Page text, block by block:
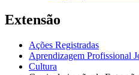
Extensão
Ações Registradas
Aprendizagem Profissional
Cultura